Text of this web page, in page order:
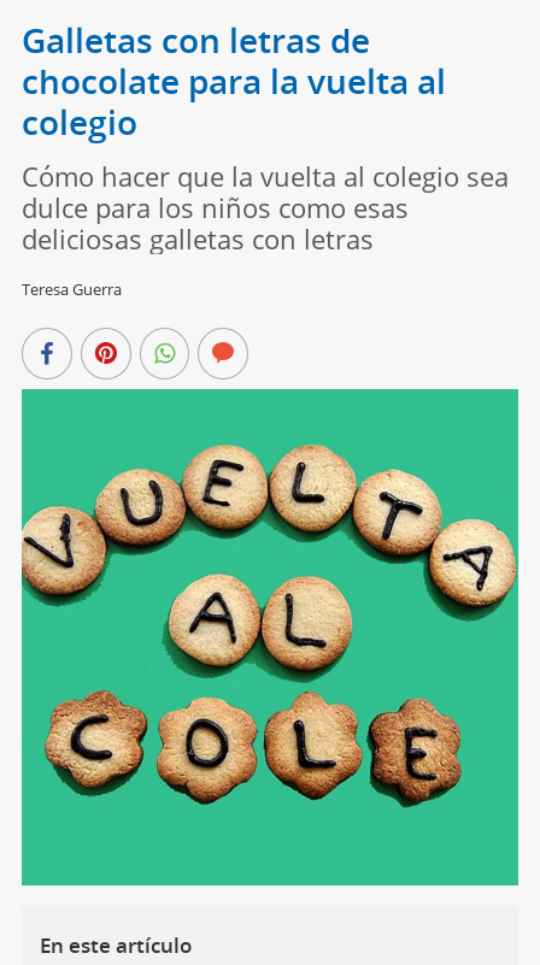
Galletas con letras de
chocolate para la vuelta al
colegio
Cómo hacer que la vuelta al colegio sea
dulce para los niños como esas
deliciosas galletas con letras
Teresa Guerra
En este artículo